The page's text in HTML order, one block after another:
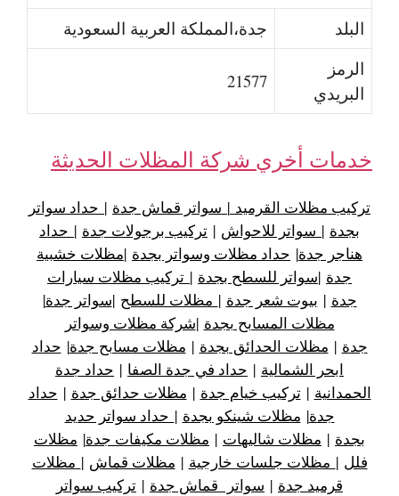
جدة،المملكة العربية السعودية
البلد
21577
الرمز
البريدي
خدمات أخري شركة المظلات الحديثة
تركيب مظلات القرميد | سواتر قماش جدة | حداد سواتر
بجدة | سواتر للاحواش | تركيب برجولات جدة | حداد
هناجر جدة| حداد مظلات وسواتر بجدة |مظلات خشبية
جدة |سواتر للسطح بجدة | تركيب مظلات سيارات
جدة | بيوت شعر جدة | مظلات للسطح |سواتر جدة|
مظلات المسابح بجدة |شركة مظلات وسواتر
جدة | مظلات الحدائق بجدة | مظلات مسابح جدة| حداد
ابحر الشمالية | حداد في جدة الصفا | حداد جدة
الحمدانية |تركيب خيام جدة | مظلات حدائق جدة | حداد
جدة| مظلات شينكو بجدة | حداد سواتر حديد
بجدة | مظلات شاليهات | مظلات مكيفات جدة| مظلات
فلل | مظلات جلسات خارجية | مظلات قماش | مظلات
قرميد جدة | سواتر قماش جدة | تركيب سواتر